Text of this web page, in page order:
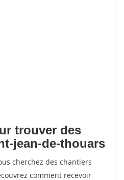
trouver des
jean-de-thouars
cherchez des chantiers
comment recevoir